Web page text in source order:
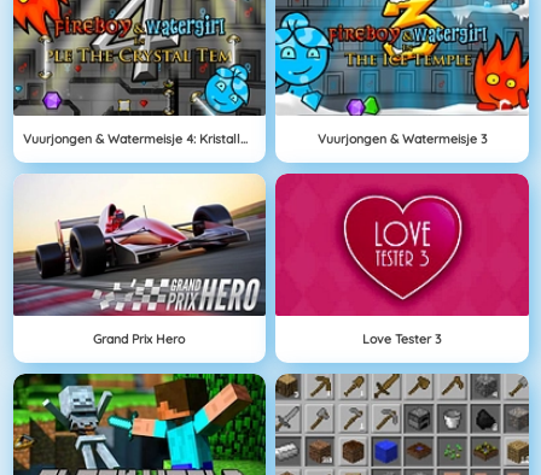
Vuurjongen & Watermeisje 4: Kristallen Tempel Vuurjongen & Watermeisje 3
Grand Prix Hero Love Tester 3